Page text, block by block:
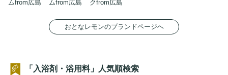
ムfrom広島
ムfrom広島
クfrom広島
おとなレモンのブランドページへ
「入浴剤・浴用料」人気順検索